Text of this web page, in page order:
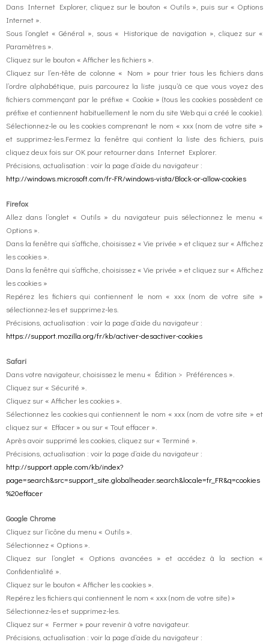
Dans Internet Explorer, cliquez sur le bouton « Outils », puis sur « Options
Internet ».
Sous l’onglet « Général », sous « Historique de navigation », cliquez sur «
Paramètres ».
Cliquez sur le bouton « Afficher les fichiers ».
Cliquez sur l’en-tête de colonne « Nom » pour trier tous les fichiers dans
l’ordre alphabétique, puis parcourez la liste jusqu’à ce que vous voyez des
fichiers commençant par le préfixe « Cookie » (tous les cookies possèdent ce
préfixe et contiennent habituellement le nom du site Web qui a créé le cookie).
Sélectionnez-le ou les cookies comprenant le nom « xxx (nom de votre site »
et supprimez-les.Fermez la fenêtre qui contient la liste des fichiers, puis
cliquez deux fois sur OK pour retourner dans Internet Explorer.
Précisions, actualisation : voir la page d’aide du navigateur :
http://windows.microsoft.com/fr-FR/windows-vista/Block-or-allow-cookies
Firefox
Allez dans l’onglet « Outils » du navigateur puis sélectionnez le menu «
Options ».
Dans la fenêtre qui s’affiche, choisissez « Vie privée » et cliquez sur « Affichez
les cookies ».
Dans la fenêtre qui s’affiche, choisissez « Vie privée » et cliquez sur « Affichez
les cookies »
Repérez les fichiers qui contiennent le nom « xxx (nom de votre site »
sélectionnez-les et supprimez-les.
Précisions, actualisation : voir la page d’aide du navigateur :
https://support.mozilla.org/fr/kb/activer-desactiver-cookies
Safari
Dans votre navigateur, choisissez le menu « Édition > Préférences ».
Cliquez sur « Sécurité ».
Cliquez sur « Afficher les cookies ».
Sélectionnez les cookies qui contiennent le nom « xxx (nom de votre site » et
cliquez sur « Effacer » ou sur « Tout effacer ».
Après avoir supprimé les cookies, cliquez sur « Terminé ».
Précisions, actualisation : voir la page d’aide du navigateur :
http://support.apple.com/kb/index?
page=search&src=support_site.globalheader.search&locale=fr_FR&q=cookies
%20effacer
Google Chrome
Cliquez sur l’icône du menu « Outils ».
Sélectionnez « Options ».
Cliquez sur l’onglet « Options avancées » et accédez à la section «
Confidentialité ».
Cliquez sur le bouton « Afficher les cookies ».
Repérez les fichiers qui contiennent le nom « xxx (nom de votre site) »
Sélectionnez-les et supprimez-les.
Cliquez sur « Fermer » pour revenir à votre navigateur.
Précisions, actualisation : voir la page d’aide du navigateur :